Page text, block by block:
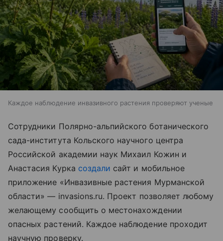
Каждое наблюдение инвазивного растения проверяют ученые
Сотрудники Полярно-альпийского ботанического
сада-института Кольского научного центра
Российской академии наук Михаил Кожин и
Анастасия Курка создали сайт и мобильное
приложение «Инвазивные растения Мурманской
области» — invasions.ru. Проект позволяет любому
желающему сообщить о местонахождении
опасных растений. Каждое наблюдение проходит
научную проверку.